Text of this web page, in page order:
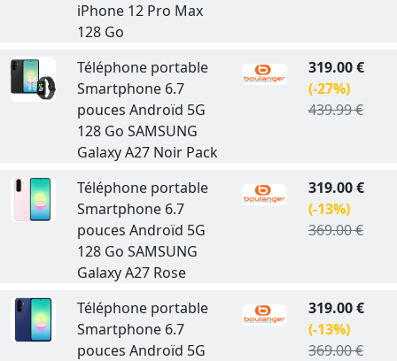
iPhone 12 Pro Max
128 Go
Téléphone portable
Smartphone 6.7
pouces Androïd 5G
128 Go SAMSUNG
Galaxy A27 Noir Pack
319.00 €
(-27%)
439.99 €
Téléphone portable
Smartphone 6.7
pouces Androïd 5G
128 Go SAMSUNG
Galaxy A27 Rose
319.00 €
(-13%)
369.00 €
Téléphone portable
Smartphone 6.7
pouces Androïd 5G
319.00 €
(-13%)
369.00 €